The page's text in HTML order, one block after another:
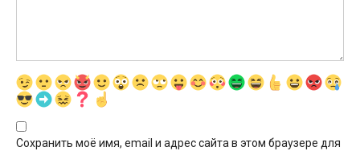
Сохранить моё имя, email и адрес сайта в этом браузере для